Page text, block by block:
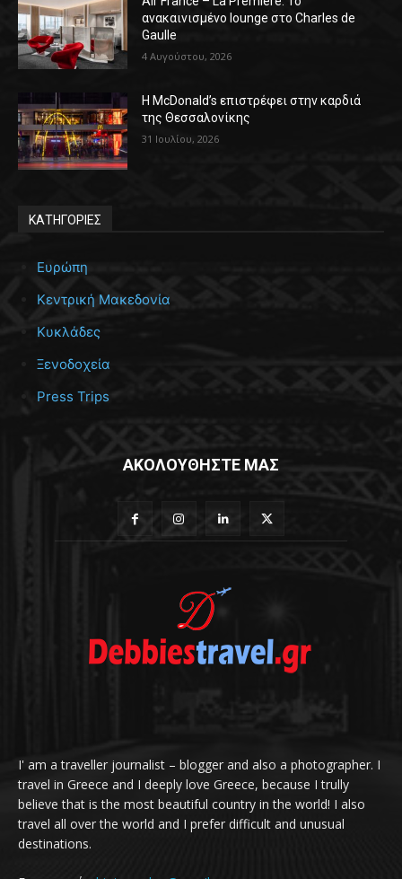
ανακαινισμένο lounge στο Charles de
Gaulle
4 Αυγούστου, 2026
Η McDonald’s επιστρέφει στην καρδιά
της Θεσσαλονίκης
31 Ιουλίου, 2026
ΚΑΤΗΓΟΡΙΕΣ
Ευρώπη
Κεντρική Μακεδονία
Κυκλάδες
Ξενοδοχεία
Press Trips
ΑΚΟΛΟΥΘΗΣΤΕ ΜΑΣ
I' am a traveller journalist – blogger and also a photographer. I
travel in Greece and I deeply love Greece, because I trully
believe that is the most beautiful country in the world! I also
travel all over the world and I prefer difficult and unusual
destinations.